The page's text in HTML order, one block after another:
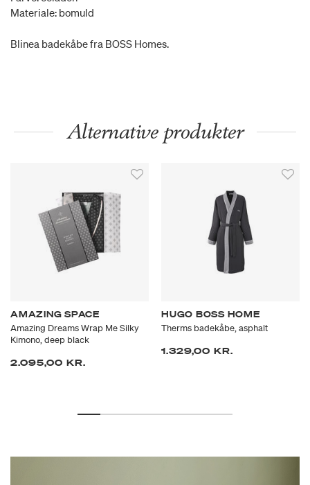
Materiale: bomuld
Blinea badekåbe fra BOSS Homes.
Alternative produkter
AMAZING SPACE
Amazing Dreams Wrap Me Silky
Kimono, deep black
2.095,00 KR.
HUGO BOSS HOME
Therms badekåbe, asphalt
1.329,00 KR.